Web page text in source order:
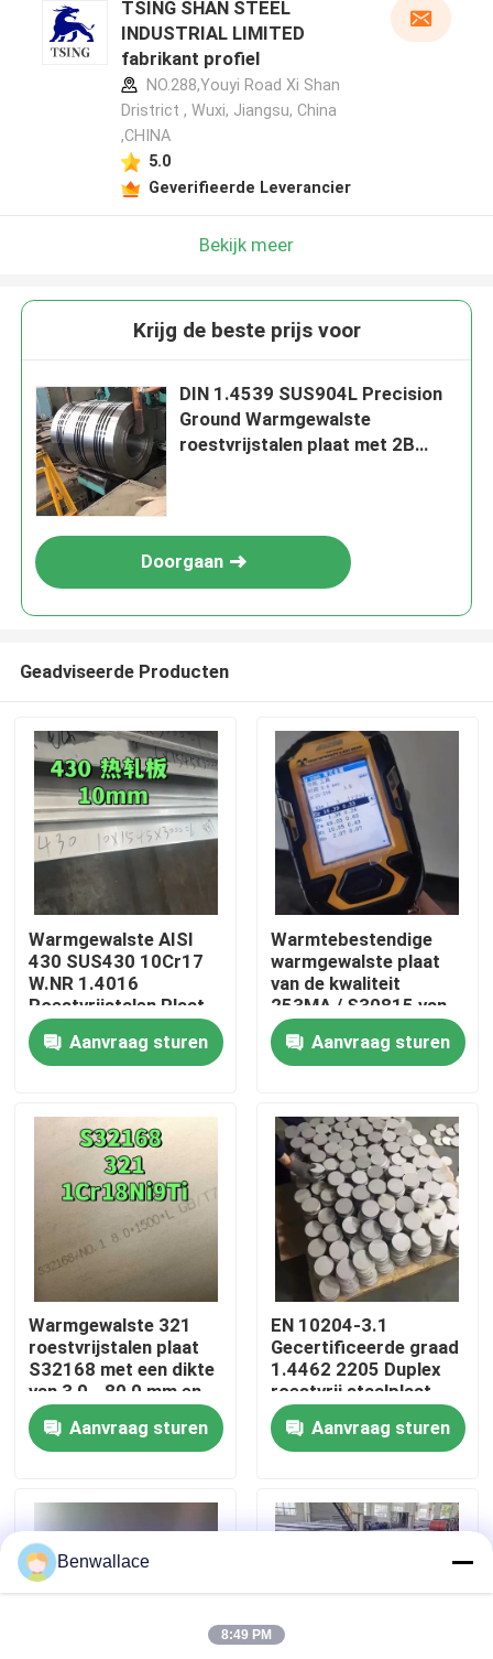
Huis
Over ons
fabriekstour
Kwaliteitscontrole
Neem contact met ons op
Nieuws
Gevallen
TSING SHAN STEEL
INDUSTRIAL LIMITED
fabrikant profiel
NO.288,Youyi Road Xi Shan
Dristrict , Wuxi, Jiangsu, China
,CHINA
5.0
Geverifieerde Leverancier
Bekijk meer
Krijg de beste prijs voor
DIN 1.4539 SUS904L Precision
Ground Warmgewalste
roestvrijstalen plaat met 2B
Doorgaan
Geadviseerde Producten
Warmgewalste AISI
430 SUS430 10Cr17
W.NR 1.4016
Roestvrijstalen Plaat
10*1500*6000 NO.1
Oppervlak
Aanvraag sturen
Warmtebestendige
warmgewalste plaat
van de kwaliteit
253MA / S30815 van
roestvrij staal
Aanvraag sturen
Warmgewalste 321
roestvrijstalen plaat
S32168 met een dikte
van 3,0 - 80,0 mm en
corrosiebestendigheid
Aanvraag sturen
EN 10204-3.1
Gecertificeerde graad
1.4462 2205 Duplex
roestvrij staalplaat
met warmgewalste
techniekAanvraag sturen
Benwallace
8:49 PM